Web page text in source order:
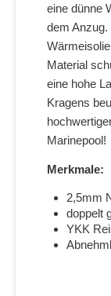
eine dünne
dem
Material
eine hohe
Kragens
Marinepool!
Merkmale:
2,5mm
doppelt
YKK